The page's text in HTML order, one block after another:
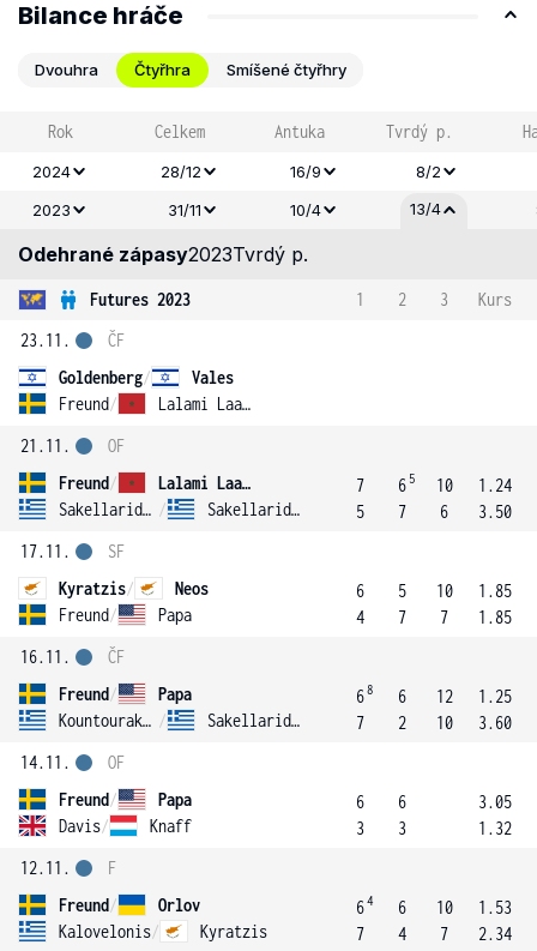
Bilance hráče
Dvouhra Čtyřhra Smíšené čtyřhry
Rok Celkem Antuka Tvrdý p.
2024 28/12 16/9
8/2
2023
31/11 10/4 13/4
Odehrané zápasy2023Tvrdý p.
Futures 2023 1 2 3
Kurs
23.11.
Goldenberg/
Vales
Freund/ Lalami Laaroussi
ČF
21.11.
Freund/
Lalami Laaroussi
Sakellaridis / Sakellaridis
OF
7
5
6 5
7
10
6
1.24
3.50
17.11.
Kyratzis/
Neos
Freund/ Papa
SF
6
4
5
7
10
7
1.85
1.85
16.11.
Freund/
Papa
Kountourakis / Sakellaridis
ČF
68
7
6
2
12
10
1.25
3.60
14.11.
Freund/
Papa
Davis/ Knaff
OF
6
3
6
3
3.05
1.32
12.11.
Freund/
Orlov
Kalovelonis/ Kyratzis
F
64
7
6
4
10
7
1.53
2.34